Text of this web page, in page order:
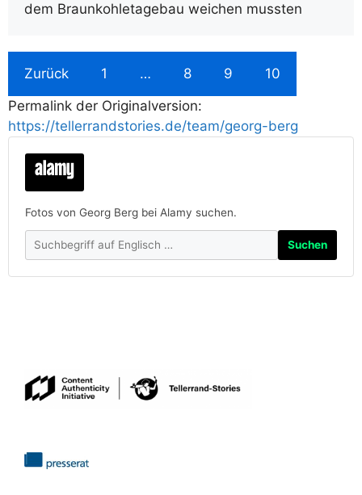
dem Braunkohletagebau weichen mussten
Zurück 1 … 8 9
10
Permalink der Originalversion:
https://tellerrandstories.de/team/georg-berg
Fotos von Georg Berg bei Alamy suchen.
Suchen